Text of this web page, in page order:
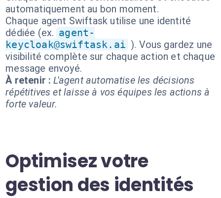
automatiquement au bon moment.
Chaque agent Swiftask utilise une identité
dédiée (ex. agent-
keycloak@swiftask.ai ). Vous gardez une
visibilité complète sur chaque action et chaque
message envoyé.
À retenir : L'agent automatise les décisions
répétitives et laisse à vos équipes les actions à
forte valeur.
Optimisez votre
gestion des identités